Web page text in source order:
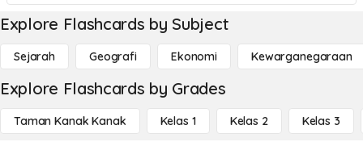
Explore Flashcards by Subject
Sejarah Geografi Ekonomi Kewarganegaraan
Explore Flashcards by Grades
Taman Kanak Kanak Kelas 1 Kelas 2 Kelas 3